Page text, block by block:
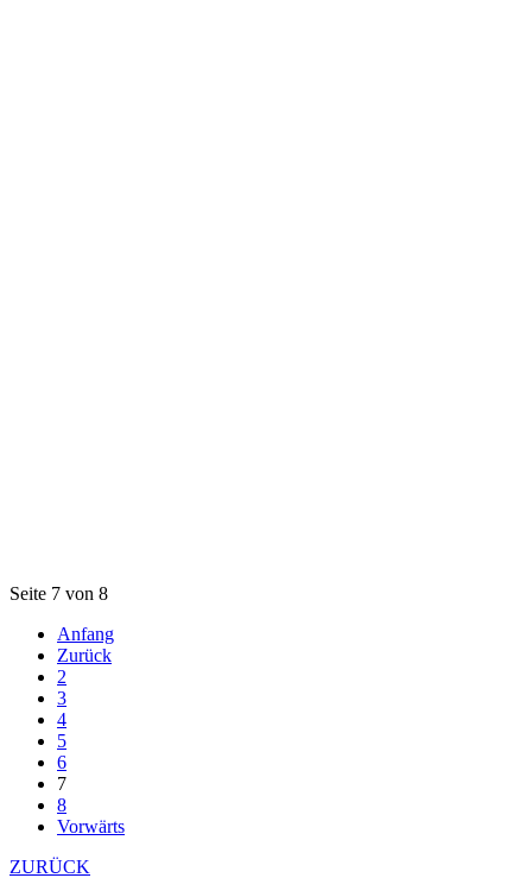
Seite 7 von 8
Anfang
Zurück
2
3
4
5
6
7
8
Vorwärts
ZURÜCK